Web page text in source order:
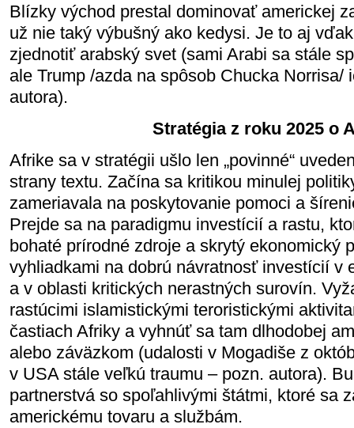
Blízky východ prestal dominovať americkej
už nie taký výbušný ako kedysi. Je to aj
zjednotiť arabský svet (sami Arabi sa stále
ale Trump /azda na spôsob Chucka Norrisa/
autora).
Stratégia z roku 2025 o
Afrike sa v stratégii ušlo len „povinné“
strany textu. Začína sa kritikou minulej
zameriavala na poskytovanie pomoci a
Prejde sa na paradigmu investícií a rastu,
bohaté prírodné zdroje a skrytý ekonomický
vyhliadkami na dobrú návratnosť investícií v
a v oblasti kritických nerastných surovín.
rastúcimi islamistickými teroristickými
častiach Afriky a vyhnúť sa tam dlhodobej
alebo záväzkom (udalosti v Mogadiše z
v USA stále veľkú traumu – pozn. autora).
partnerstvá so spoľahlivými štátmi, ktoré sa
americkému tovaru a službám.